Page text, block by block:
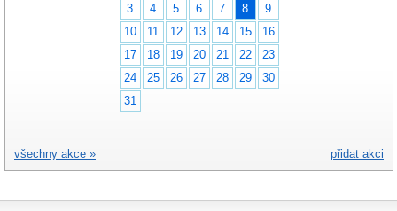
3
4 5 6 7 8
9
10
11 12 13 14 15
16
17
18 19 20 21 22
23
24
25 26 27 28 29
30
31
přidat akci
všechny akce »